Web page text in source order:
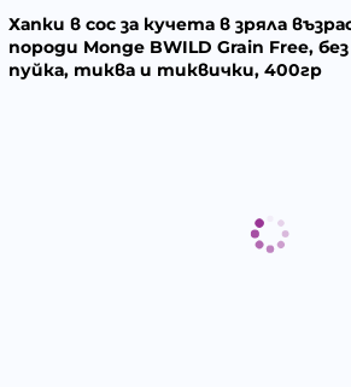
Хапки в сос за кучета в зряла
породи Monge BWILD Grain Free,
пуйка, тиква и тиквички, 400гр